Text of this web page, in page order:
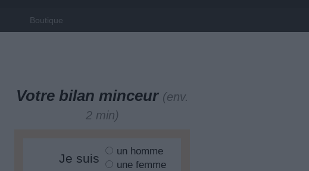
Boutique
Votre bilan minceur (env.
2 min)
Je suis
un homme
une femme